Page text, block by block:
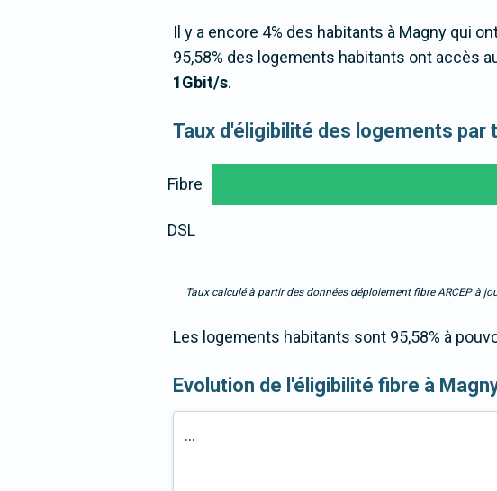
Il y a encore 4% des habitants à Magny qui
95,58% des logements habitants ont accès
1Gbit/s.
Taux d'éligibilité des logements par
Fibre
DSL
Taux calculé à partir des données déploiement fibre ARCEP à
Les logements habitants sont 95,58% à
Evolution de l'éligibilité fibre à
...